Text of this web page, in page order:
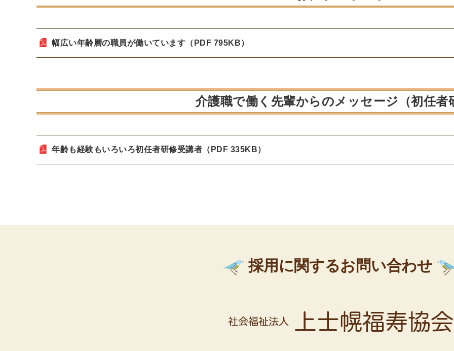
幅広い年齢層の職員が働いています（PDF 795KB）
介護職で働く先輩からのメッセージ（初任者
年齢も経験もいろいろ初任者研修受講者（PDF 335KB）
採用に関するお問い合わせ